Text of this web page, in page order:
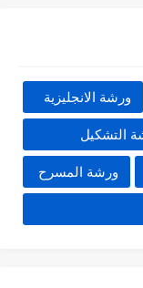
ورشة الانجليزية
التشكيل
ورشة المسرح